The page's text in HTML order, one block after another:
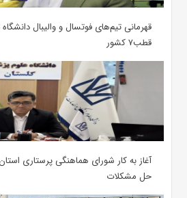
قهرمانی تیم‌های فوتسال و والیبال
قطب۷ کشور
آغاز به کار شورای هماهنگی پرستاری
حل مشکلات